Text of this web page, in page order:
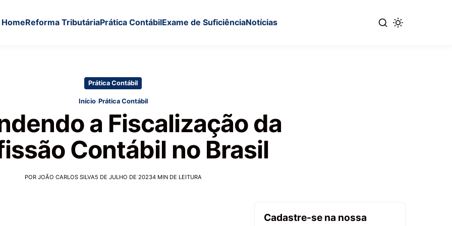
HomeReforma TributáriaPrática ContábilExame de SuficiênciaNotícias
Prática Contábil
Início›Prática Contábil
a Fiscalização da
Contábil no Brasil
POR JOÃO CARLOS SILVA5 DE JULHO DE 20234 MIN DE LEITURA
Cadastre-se na nossa